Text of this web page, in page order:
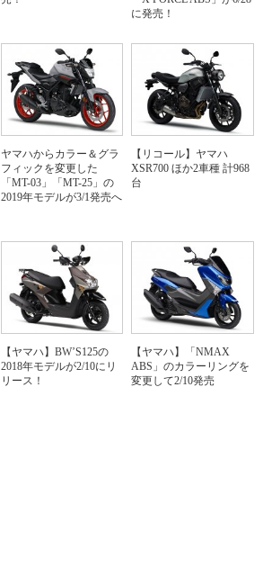
に発売！
ヤマハからカラー＆グラ
フィックを変更した
「MT-03」「MT-25」の
2019年モデルが3/1発売へ
【リコール】ヤマハ
XSR700 ほか2車種 計968
台
【ヤマハ】BW’S125の
2018年モデルが2/10にリ
リース！
【ヤマハ】「NMAX
ABS」のカラーリングを
変更して2/10発売